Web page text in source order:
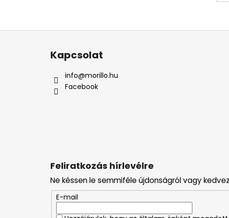
L
Feliratkozás hírlevélre
Ne késsen le semmiféle újdonságról vagy
E-mail
Kapcsolat
info@morillo.hu
Facebook